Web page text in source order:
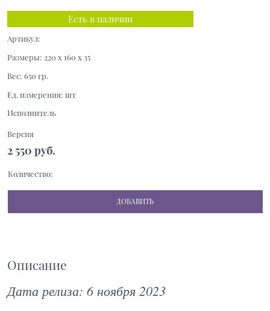
Есть в наличии
Артикул:
Размеры: 220 x 160 x 35
Вес: 650 гр.
Ед. измерения: шт
Исполнитель
Версия
2 550 руб.
Количество:
ДОБАВИТЬ
Описание
Дата релиза: 6 ноября 2023